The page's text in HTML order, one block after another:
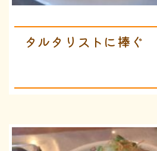
タルタリストに捧ぐ